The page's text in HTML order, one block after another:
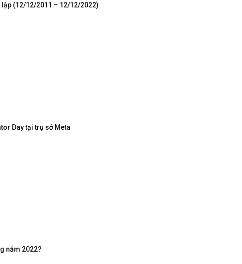
(12/12/2011 – 12/12/2022)
Day tại trụ sở Meta
năm 2022?